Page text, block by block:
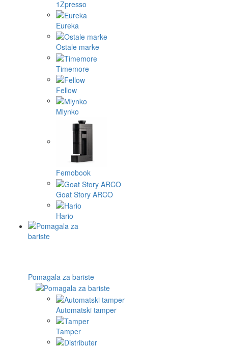
1Zpresso
Eureka
Ostale marke
Timemore
Fellow
Mlynko
Femobook
Goat Story ARCO
Hario
Pomagala za bariste
Automatski tamper
Tamper